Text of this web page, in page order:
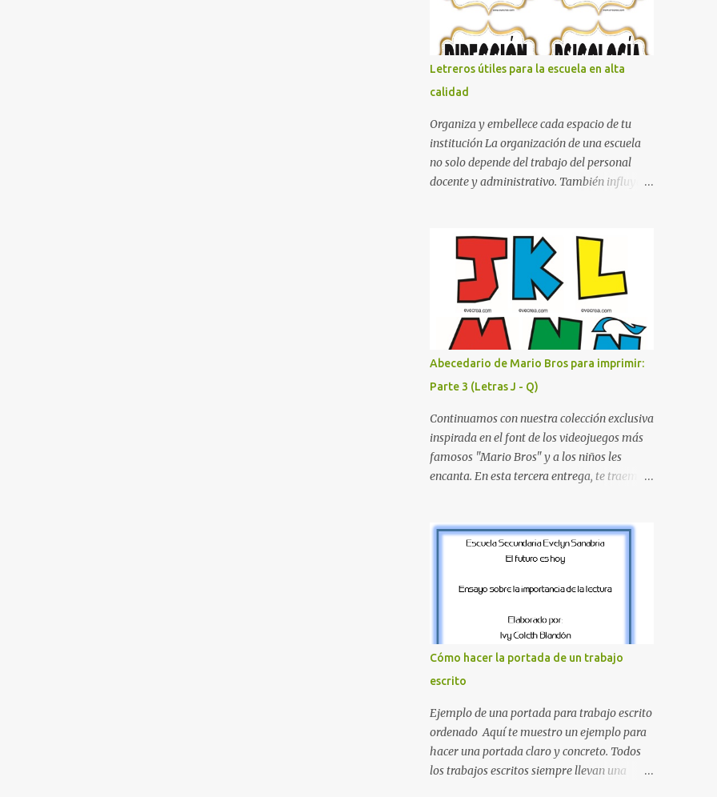
reconocido por décadas. En esta primera
sección, el abecedario nos presenta:
Identidad Visual: Un diseño de bloques con
bordes negros gruesos que resaltan sobre
cualquier fondo. Paleta de Colores: Una
secuencia dinámica que alterna entre el rojo
de Mario, el verde de Luigi, y los tonos azul y
amarillo clásicos de los elementos del juego.
Contenido Actual: La imagen muestra la
divertido que define a toda la colección.
Primera parte del juego de letras in...
Letreros útiles para la escuela en alta
calidad
Organiza y embellece cada espacio de tu
institución La organización de una escuela
no solo depende del trabajo del personal
docente y administrativo. También influye la
una función práctica al orientar a
estudiantes, padres de familia, docentes y
visitantes, pero además aportan un toque
decorativo que hace que la institución luzca
más ordenada, moderna y acogedora.
Pensando en esta necesidad, he diseñado
una colección de letreros útiles para la
escuela con un estilo elegante, fácil de leer y
listo para imprimir en alta calidad. Su diseño
busca combinar funcionalidad y estética,
logrando que cualquier institución educativa
proyecte una imagen más organizada y
profesional. ¿Por qué son importantes los
quienes visitan la institución por primera
vez, encontrar la biblioteca, la dirección o un
aula específica puede resultar c...
Abecedario de Mario Bros para imprimir:
Parte 3 (Letras J - Q)
Continuamos con nuestra colección exclusiva
inspirada en el font de los videojuegos más
famosos "Mario Bros" y a los niños les
encanta. En esta tercera entrega, te traemos
que hemos incluido la letra Ñ , esencial para
todos nuestros proyectos en español. Bloque
la Q ¿Qué incluye este bloque de letras? En
imágenes individuales en alta resolución de
las siguientes letras: Letras vibrantes : La J y
la M en el clásico rojo de la gorra de Mario.
Tonos azules : La K y la Ñ , que destacan por
su diseño limpio y audaz. Colores
secundarios : La L y la Q en amarillo
brillante, junto con la N y la P en un verde
inspirado en los niveles de los juegos.
Cómo hacer la portada de un trabajo
escrito
Ejemplo de una portada para trabajo escrito
ordenado Aquí te muestro un ejemplo para
hacer una portada claro y concreto. Todos
los trabajos escritos siempre llevan una